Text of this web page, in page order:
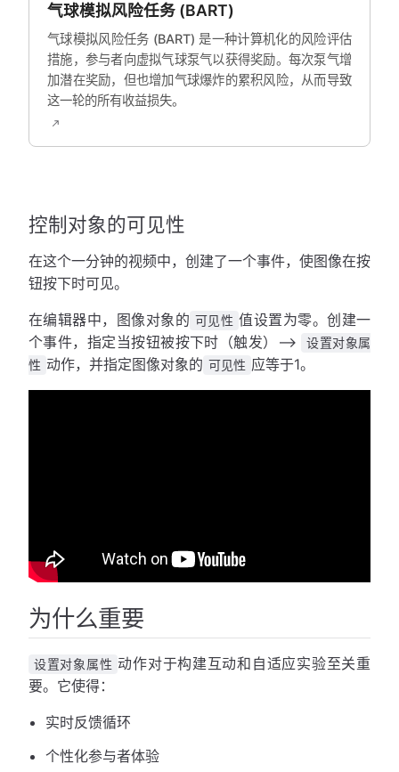
气球模拟风险任务 (BART)
气球模拟风险任务 (BART) 是一种计算机化的风险评估
措施，参与者向虚拟气球泵气以获得奖励。每次泵气增
加潜在奖励，但也增加气球爆炸的累积风险，从而导致
这一轮的所有收益损失。
控制对象的可见性
在这个一分钟的视频中，创建了一个事件，使图像在按
钮按下时可见。
在编辑器中，图像对象的 可见性 值设置为零。创建一
个事件，指定当按钮被按下时（触发）-->
设置对象属
性 动作，并指定图像对象的 可见性 应等于1。
为什么重要
设置对象属性 动作对于构建互动和自适应实验至关重
要。它使得：
实时反馈循环
个性化参与者体验